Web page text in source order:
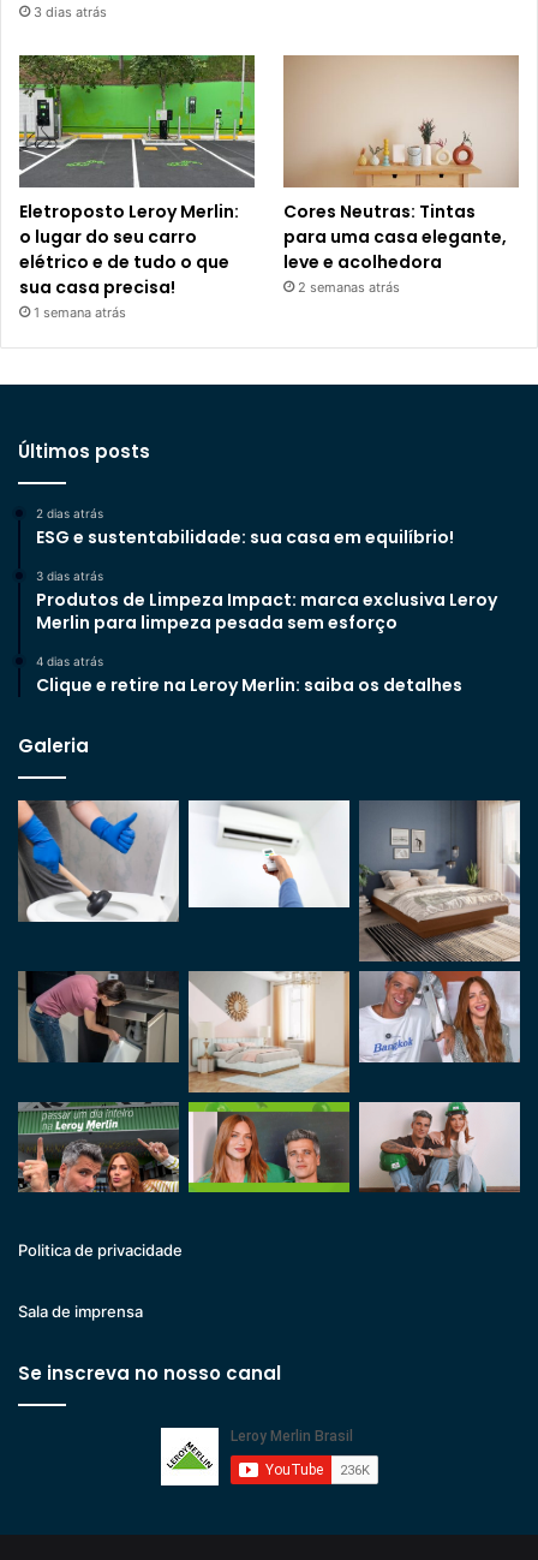
3 dias atrás
Eletroposto Leroy Merlin:
o lugar do seu carro
elétrico e de tudo o que
sua casa precisa!
1 semana atrás
Cores Neutras: Tintas
para uma casa elegante,
leve e acolhedora
2 semanas atrás
Últimos posts
2 dias atrás
ESG e sustentabilidade: sua casa em equilíbrio!
3 dias atrás
Produtos de Limpeza Impact: marca exclusiva Leroy
Merlin para limpeza pesada sem esforço
4 dias atrás
Clique e retire na Leroy Merlin: saiba os detalhes
Galeria
Politica de privacidade
Sala de imprensa
Se inscreva no nosso canal